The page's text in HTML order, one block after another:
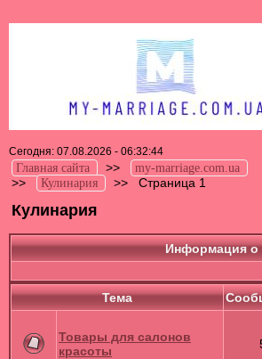
Сегодня: 07.08.2026 - 06:32:44
Главная сайта >> my-marriage.com.ua
>> Кулинария >> Страница 1
Кулинария
Информация о
Тема
Товары для салонов
красоты